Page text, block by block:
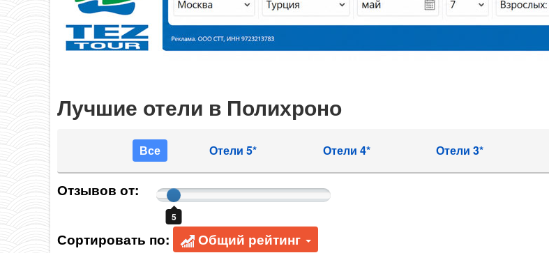
Лучшие отели в Полихроно
Все Отели 5* Отели 4* Отели 3*
Отзывов от:
5
Сортировать по: Общий рейтинг